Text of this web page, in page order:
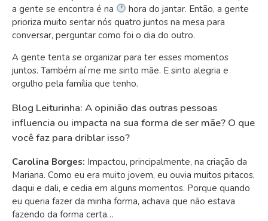
a gente se encontra é na
hora do jantar. Então, a gente
prioriza muito sentar nós quatro juntos na mesa para
conversar, perguntar como foi o dia do outro.
A gente tenta se organizar para ter esses momentos
juntos. Também aí me me sinto mãe. E sinto alegria e
orgulho pela família que tenho.
Blog Leiturinha: A opinião das outras pessoas
influencia ou impacta na sua forma de ser mãe? O que
você faz para driblar isso?
Carolina Borges: Impactou, principalmente, na criação da
Mariana. Como eu era muito jovem, eu ouvia muitos pitacos,
daqui e dali, e cedia em alguns momentos. Porque quando
eu queria fazer da minha forma, achava que não estava
fazendo da forma certa…